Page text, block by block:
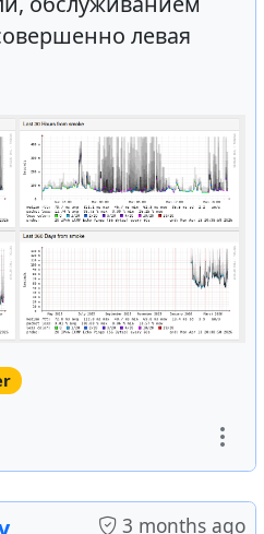
левая
3 months ago